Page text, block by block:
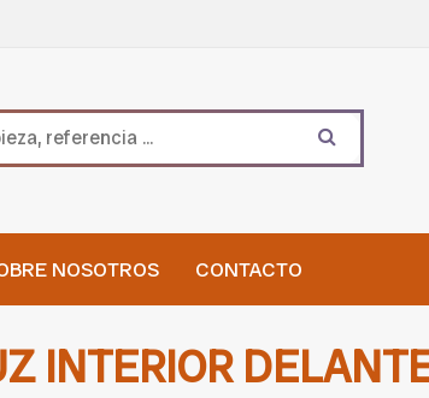
NOSOTROS CONTACTO
INTERIOR